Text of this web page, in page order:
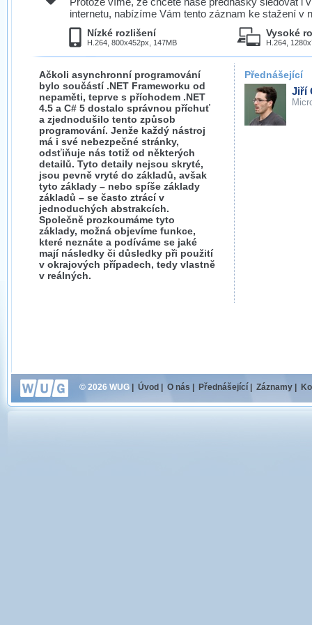
internetu, nabízíme Vám tento záznam ke stažení v
Nízké rozlišení
H.264, 800x452px, 147MB
Vysoké
H.264,
Ačkoli asynchronní programování
bylo součástí .NET Frameworku od
nepaměti, teprve s příchodem .NET
4.5 a C# 5 dostalo správnou příchuť
a zjednodušilo tento způsob
programování. Jenže každý nástroj
má i své nebezpečné stránky,
odsťiňuje nás totiž od některých
detailů. Tyto detaily nejsou skryté,
jsou pevně vryté do základů, avšak
tyto základy – nebo spíše základy
základů – se často ztrácí v
jednoduchých abstrakcích.
Společně prozkoumáme tyto
základy, možná objevíme funkce,
které neznáte a podíváme se jaké
mají následky či důsledky při použití
v okrajových případech, tedy vlastně
v reálných.
Přednášející
Jiří
© 2026 WUG Úvod O nás Přednášející Záznamy